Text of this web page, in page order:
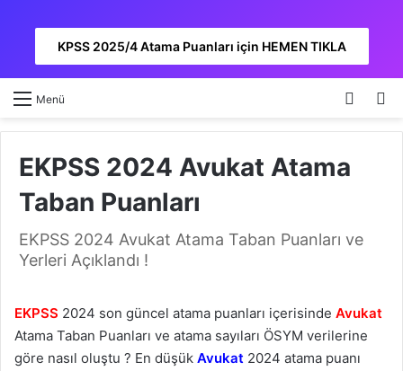
KPSS 2025/4 Atama Puanları için HEMEN TIKLA
Menü Kayıt
EKPSS 2024 Avukat Atama
Taban Puanları
EKPSS 2024 Avukat Atama Taban Puanları ve
Yerleri Açıklandı !
EKPSS 2024 son güncel atama puanları içerisinde Avukat
Atama Taban Puanları ve atama sayıları ÖSYM verilerine
göre nasıl oluştu ? En düşük Avukat 2024 atama puanı